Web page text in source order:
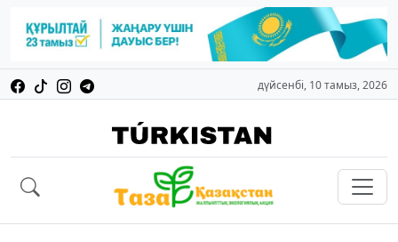
дүйсенбі, 10 тамыз, 2026